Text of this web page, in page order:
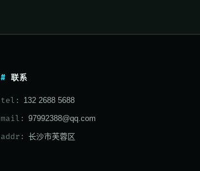
联系
tel: 132 2688 5688
mail: 97992388@qq.com
addr: 长沙市芙蓉区